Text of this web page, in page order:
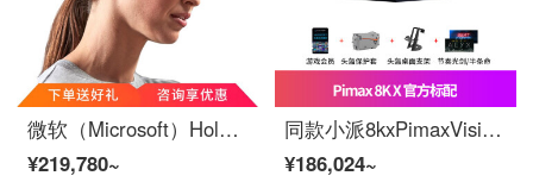
微软（Microsoft）HoloLens2全景3DAI智能MR头盔AR眼镜行业定制（国行） 微软 HoloLens 2
¥219,780~
同款小派8kxPimaxVision8KX原生8K双4K画质智能VR眼镜超清3D虚拟现实头盔 Pimax Vision 8K X 单头盔
¥186,024~